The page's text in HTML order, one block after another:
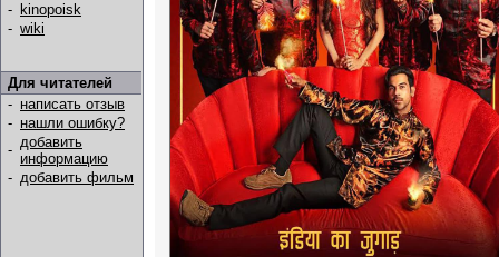
- kinopoisk
- wiki
Для читателей
- написать отзыв
- нашли ошибку?
- добавить
информацию
- добавить фильм